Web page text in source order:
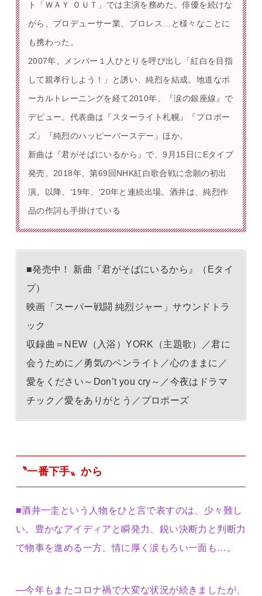
ト「ＷＡＹ ＯＵＴ」では主演を務めた。俳優を続けな
がら、プロデューサー業、プロレス…と様々なことに
も携わった。
2007年、メンバー１人ひとりを呼び出し「紅白を目指
して親孝行しよう！」と誘い、純烈を結成。地道なボ
ーカルトレーニングを経て2010年、『涙の銀座線』で
デビュー。代表曲は『スターライト札幌』『プロポー
ズ』『純烈のハッピーバースデー』ほか。
新曲は『君がそばにいるから』で、9月15日にEタイプ
発売。2018年、第69回NHK紅白歌合戦に念願の初出
演。以降、ʻ19年、ʻ20年と連続出場。酒井は、純烈作
品の作詞も手掛けている
■発売中！ 新曲『君がそばにいるから』（Eタイ
プ）
映画「スーパー戦闘 純烈ジャー」サウンドトラ
ック
収録曲＝NEW（入浴）YORK（主題歌）／君に
会うために／勇気のペンライト／心のままに／
愛をください～Donʼt you cry～／今夜はドラマ
チック／愛をありがとう／プロポーズ
〝一番下手〟から
■酒井一圭という人物をひと言で表すのは、少々難し
い。豊かなアイディアと瞬発力、鋭い決断力と判断力
で物事を進める一方、情に厚く涙もろい一面も…。
―今年もまたコロナ禍で大変な状況が続きましたが、